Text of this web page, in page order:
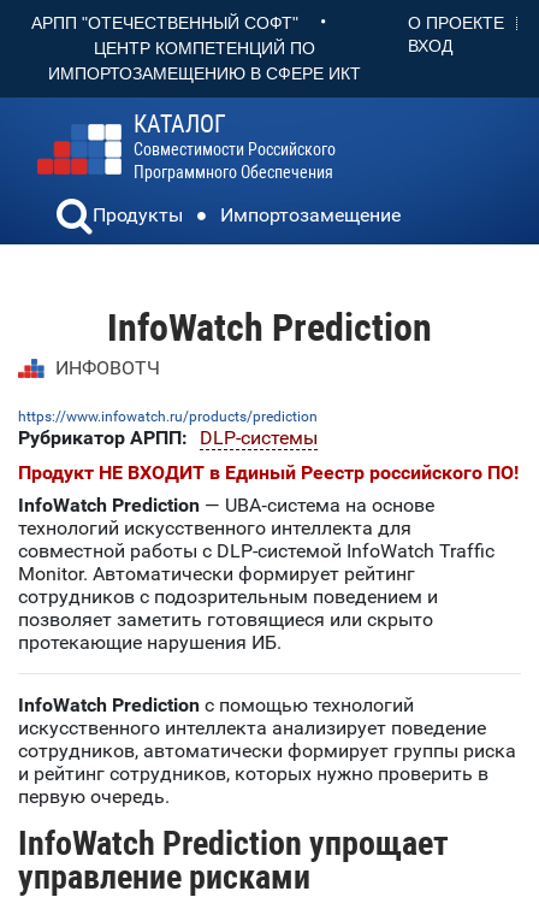
АРПП "ОТЕЧЕСТВЕННЫЙ СОФТ" •
ЦЕНТР КОМПЕТЕНЦИЙ ПО
ИМПОРТОЗАМЕЩЕНИЮ В СФЕРЕ ИКТ
О ПРОЕКТЕ
ВХОД
КАТАЛОГ
Совместимости Российского
Программного Обеспечения
Продукты Импортозамещение
InfoWatch Prediction
ИНФОВОТЧ
https://www.infowatch.ru/products/prediction
Рубрикатор АРПП:
DLP-системы
Продукт НЕ ВХОДИТ в Единый Реестр российского ПО!
InfoWatch Prediction — UBA‑система на основе
технологий искусственного интеллекта для
совместной работы с DLP-системой InfoWatch Traffic
Monitor. Автоматически формирует рейтинг
сотрудников с подозрительным поведением и
позволяет заметить готовящиеся или скрыто
протекающие нарушения ИБ.
InfoWatch Prediction с помощью технологий
искусственного интеллекта анализирует поведение
сотрудников, автоматически формирует группы риска
и рейтинг сотрудников, которых нужно проверить в
первую очередь.
InfoWatch Prediction упрощает
управление рисками